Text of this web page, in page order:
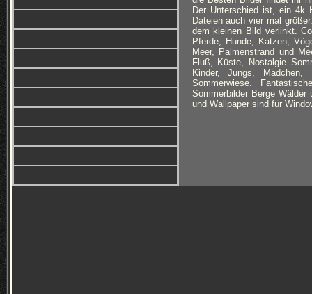
Der Unterschied ist, ein 4k
Dateien auch vier mal
dem kleinen Bild verlinkt.
Pferde, Hunde, Katzen,
Meer, Palmenstrand und
Fluß, Küste, Nostalgie
Kinder, Jungs,
Sommerwiese.
Sommerbilder Berge
und Wallpaper sind für